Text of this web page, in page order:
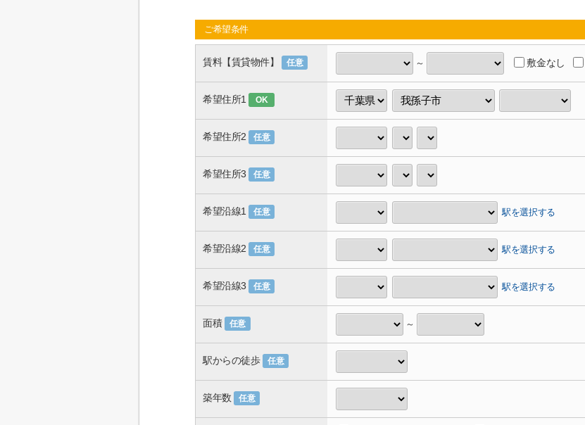
ご希望条件
賃料【賃貸物件】 任意 ～ 敷金なし
希望住所1 OK
希望住所2 任意
希望住所3 任意
希望沿線1 任意 駅を選択する
希望沿線2 任意 駅を選択する
希望沿線3 任意 駅を選択する
面積 任意 ～
駅からの徒歩 任意
築年数 任意